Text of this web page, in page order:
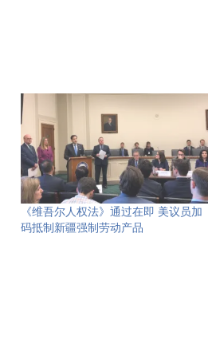
《维吾尔人权法》通过在即 美议员加
码抵制新疆强制劳动产品